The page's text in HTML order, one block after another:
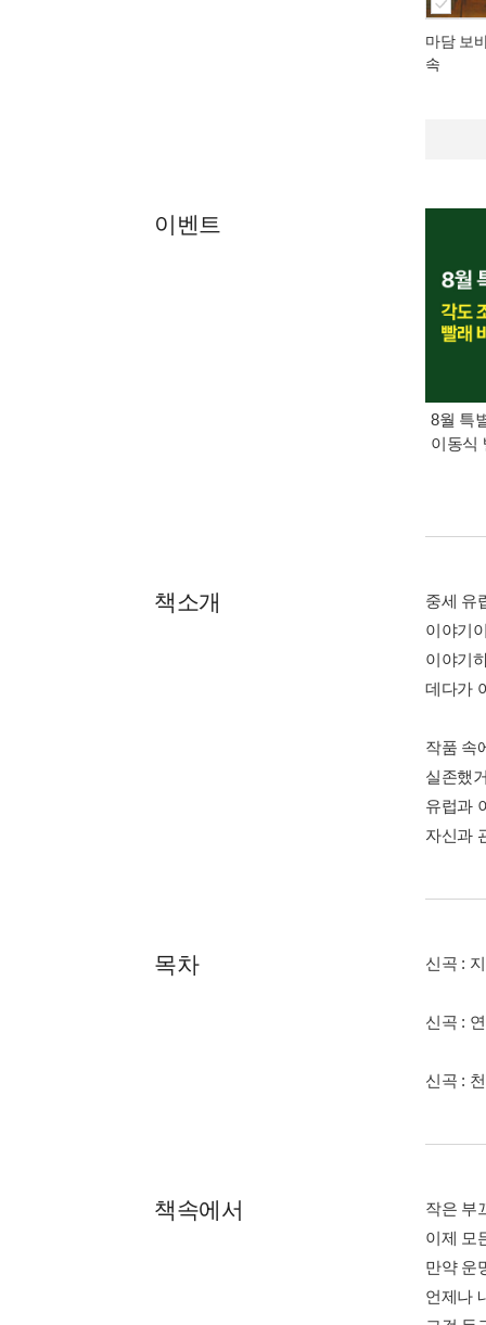
마담 보
속
이벤트
8월 특
이동식
책소개
중세 유
이야기
이야기
데다가
작품 속
실존했
유럽과
자신과
목차 신곡 :
신곡 :
신곡 :
책속에서
작은 부
이제 모
만약 운
언제나